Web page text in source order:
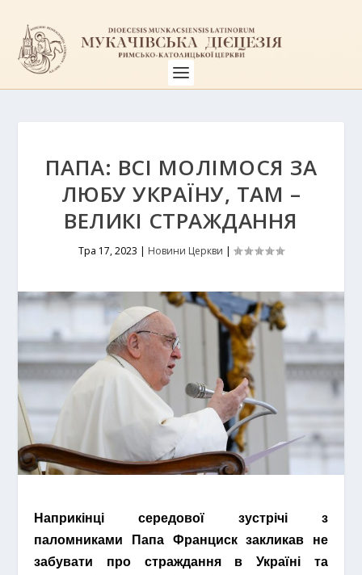
ПАПА: ВСІ МОЛІМОСЯ ЗА
ЛЮБУ УКРАЇНУ, ТАМ –
ВЕЛИКІ СТРАЖДАННЯ
Тра 17, 2023 | Новини Церкви |
Наприкінці середової зустрічі з
паломниками Папа Франциск закликав не
забувати про страждання в Україні та